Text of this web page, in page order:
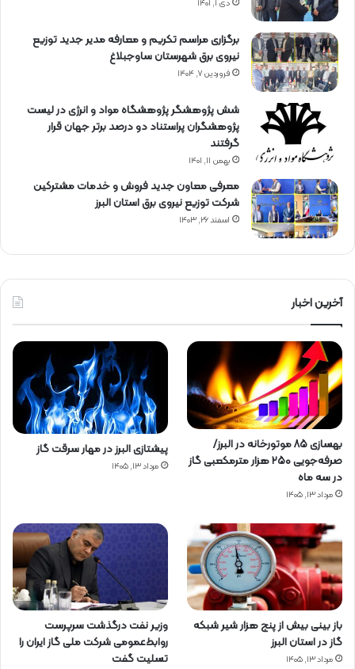
دی ۱, ۱۴۰۱
برگزاری مراسم تكریم و معارفه مدیر جدید توزیع
نیروی برق شهرستان ساوجبلاغ
فروردین ۷, ۱۴۰۴
شش پژوهشگر پژوهشگاه مواد و انرژی در لیست
پژوهشگران پراستناد دو درصد برتر جهان قرار
گرفتند
بهمن ۱۱, ۱۴۰۱
معرفی معاون جدید فروش و خدمات مشتركین
شركت توزیع نیروی برق استان البرز
اسفند ۲۶, ۱۴۰۳
آخرین اخبار
بهسازی ۸۵ موتورخانه در البرز/
صرفه‌جویی ۲۵۰ هزار مترمکعبی گاز
در سه ماه
مرداد ۱۳, ۱۴۰۵
پیشتازی البرز در مهار سرقت گاز
مرداد ۱۳, ۱۴۰۵
باز بینی بیش از پنج هزار شیر شبکه
گاز در استان البرز
مرداد ۱۳, ۱۴۰۵
وزیر نفت درگذشت سرپرست
روابط‌عمومی شرکت ملی گاز ایران را
تسلیت گفت